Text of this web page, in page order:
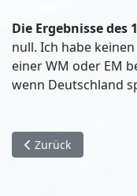
Die Ergebnisse des
null. Ich habe
einer WM oder EM
wenn Deutschland
Vorheriger Beitrag:
Zurück